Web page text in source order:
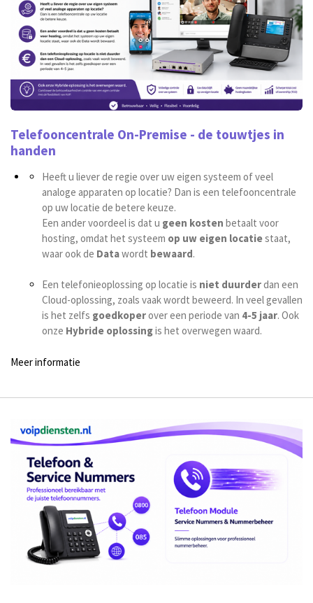
Telefooncentrale On-Premise - de touwtjes in
handen
Heeft u liever de regie over uw eigen systeem of veel
analoge apparaten op locatie? Dan is een telefooncentrale
op uw locatie de betere keuze.
Een ander voordeel is dat u geen kosten betaalt voor
hosting, omdat het systeem op uw eigen locatiestaat,
waar ook de Datawordt bewaard.
Een telefonieoplossing op locatie is niet duurderdan een
Cloud-oplossing, zoals vaak wordt beweerd. In veel gevallen
is het zelfs goedkoperover een periode van 4-5 jaar. Ook
onze Hybride oplossingis het overwegen waard.
Meer informatie